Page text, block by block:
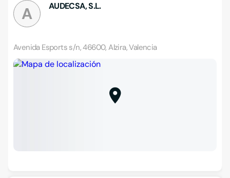
A AUDECSA, S.L.
Avenida Esports s/n, 46600, Alzira, Valencia